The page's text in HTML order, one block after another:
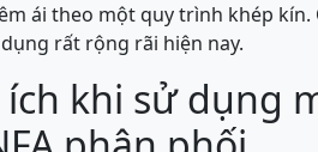
ái theo một quy trình khép kín.
rất rộng rãi hiện nay.
khi sử dụng